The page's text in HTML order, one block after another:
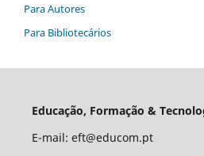
Para Autores
Para Bibliotecários
Educação, Formação &
E-mail: eft@educom.pt